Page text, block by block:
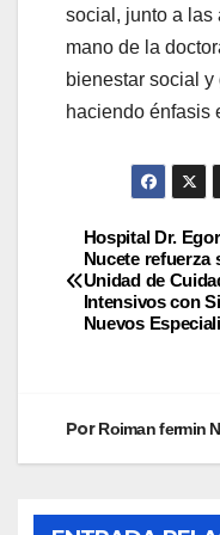
social, junto a las
mano de la
bienestar social
haciendo énfasis
Hospital Dr. Egor
Nucete refuerza
Unidad de
Intensivos con
Nuevos
PorRoiman fermin